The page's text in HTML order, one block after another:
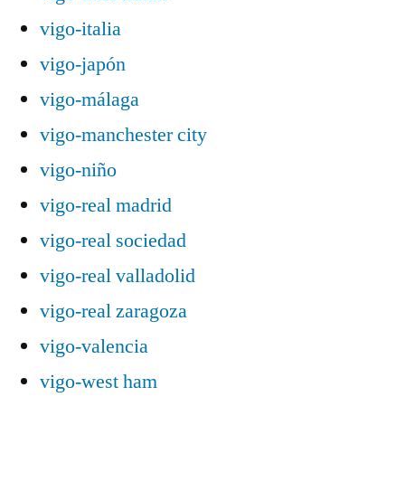
vigo-italia
vigo-japón
vigo-málaga
vigo-manchester city
vigo-niño
vigo-real madrid
vigo-real sociedad
vigo-real valladolid
vigo-real zaragoza
vigo-valencia
vigo-west ham